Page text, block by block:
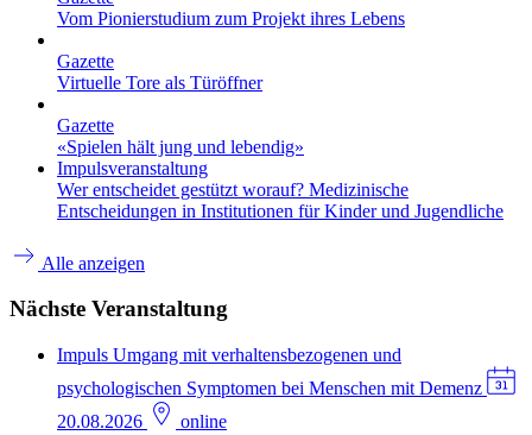
Vom Pionierstudium zum Projekt ihres Lebens
Gazette
Virtuelle Tore als Türöffner
Gazette
«Spielen hält jung und lebendig»
Impulsveranstaltung
Wer entscheidet gestützt worauf? Medizinische
Entscheidungen in Institutionen für Kinder und Jugendliche
Alle anzeigen
Nächste Veranstaltung
Impuls Umgang mit verhaltensbezogenen und
psychologischen Symptomen bei Menschen mit Demenz
20.08.2026
online